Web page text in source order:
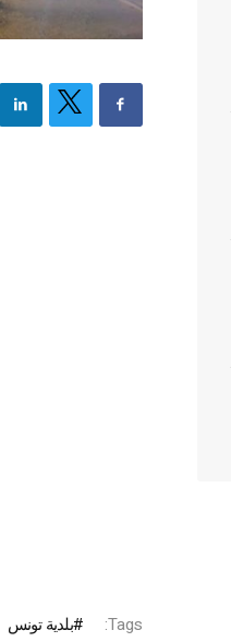
Tags: بلدية تونس